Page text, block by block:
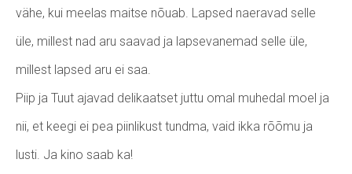
vähe, kui meelas maitse nõuab. Lapsed naeravad selle
üle, millest nad aru saavad ja lapsevanemad selle üle,
millest lapsed aru ei saa.
Piip ja Tuut ajavad delikaatset juttu omal muhedal moel ja
nii, et keegi ei pea piinlikust tundma, vaid ikka rõõmu ja
lusti. Ja kino saab ka!